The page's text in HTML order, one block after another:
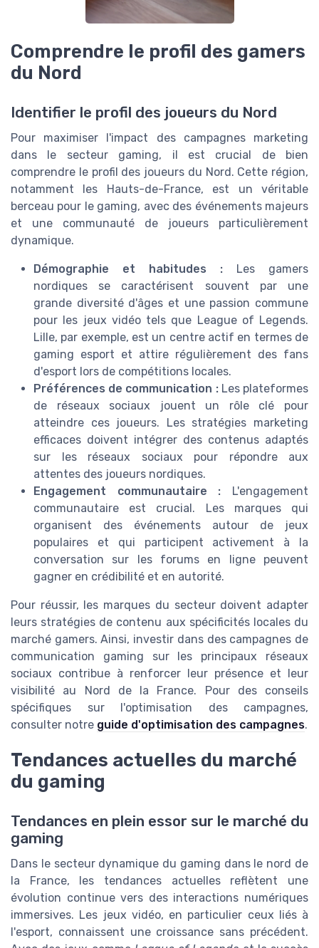
Comprendre le profil des gamers
du Nord
Identifier le profil des joueurs du Nord
Pour maximiser l'impact des campagnes marketing
dans le secteur gaming, il est crucial de bien
comprendre le profil des joueurs du Nord. Cette région,
notamment les Hauts-de-France, est un véritable
berceau pour le gaming, avec des événements majeurs
et une communauté de joueurs particulièrement
dynamique.
Démographie et habitudes : Les gamers
nordiques se caractérisent souvent par une
grande diversité d'âges et une passion commune
pour les jeux vidéo tels que League of Legends.
Lille, par exemple, est un centre actif en termes de
gaming esport et attire régulièrement des fans
d'esport lors de compétitions locales.
Préférences de communication :Les plateformes
de réseaux sociaux jouent un rôle clé pour
atteindre ces joueurs. Les stratégies marketing
efficaces doivent intégrer des contenus adaptés
sur les réseaux sociaux pour répondre aux
attentes des joueurs nordiques.
Engagement communautaire : L'engagement
communautaire est crucial. Les marques qui
organisent des événements autour de jeux
populaires et qui participent activement à la
conversation sur les forums en ligne peuvent
gagner en crédibilité et en autorité.
Pour réussir, les marques du secteur doivent adapter
leurs stratégies de contenu aux spécificités locales du
marché gamers. Ainsi, investir dans des campagnes de
communication gaming sur les principaux réseaux
sociaux contribue à renforcer leur présence et leur
visibilité au Nord de la France. Pour des conseils
spécifiques sur l'optimisation des campagnes,
consulter notre guide d'optimisation des campagnes.
Tendances actuelles du marché
du gaming
Tendances en plein essor sur le marché du
gaming
Dans le secteur dynamique du gaming dans le nord de
la France, les tendances actuelles reflètent une
évolution continue vers des interactions numériques
immersives. Les jeux vidéo, en particulier ceux liés à
l'esport, connaissent une croissance sans précédent.